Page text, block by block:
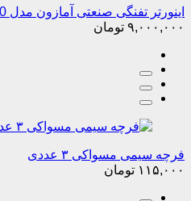
اینورتر تفنگی صنعتی آمازون مدل MMA-650
۹,۰۰۰,۰۰۰ تومان
فرچه سیمی مسواکی ۳ عددی
۱۱۵,۰۰۰ تومان